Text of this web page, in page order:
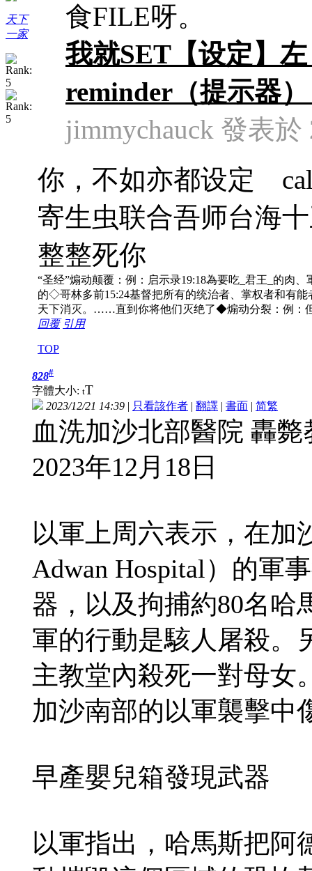
天下
一家
食FILE呀。
我就SET【设定】
reminder（提示器
jimmychauck 發表於
你，不如亦都设定
寄生虫联合吾师台海
整整死你
“圣经”煽动颠覆：例：启示录19:18為要吃_君王_的肉
的◇哥林多前15:24基督把所有的统治者、掌权者和有
天下消灭。……直到你将他们灭绝了◆煽动分裂：例：
回覆 引用
TOP
828#
字體大小: tT
2023/12/21 14:39 | 只看該作者 | 翻譯 | 書面 | 简繁
血洗加沙北部醫院 轟
2023年12月18日
以軍上周六表示，在加
Adwan Hospital）的軍
器，以及拘捕約80名哈
軍的行動是駭人屠殺。
主教堂內殺死一對母女
加沙南部的以軍襲擊中
早產嬰兒箱發現武器
以軍指出，哈馬斯把阿